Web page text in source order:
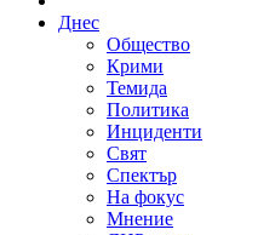
Днес
Общество
Крими
Темида
Политика
Инциденти
Свят
Спектър
На фокус
Мнение